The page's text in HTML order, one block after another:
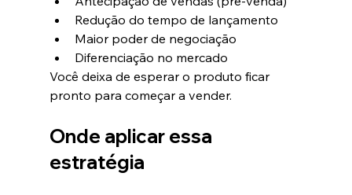
Redução do tempo de lançamento
Maior poder de negociação
Diferenciação no mercado
Você deixa de esperar o produto ficar
pronto para começar a vender.
Onde aplicar essa
estratégia